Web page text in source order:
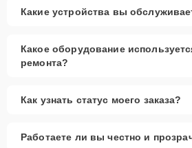
Какие устройства вы
Какое оборудование
ремонта?
Как узнать статус моего заказа?
Работаете ли вы честно и